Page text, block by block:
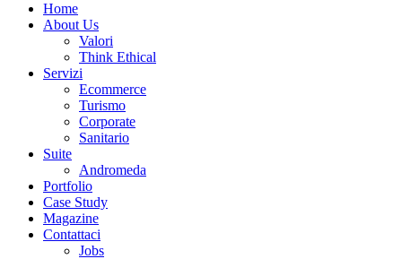
Home
About Us
Valori
Think Ethical
Servizi
Ecommerce
Turismo
Corporate
Sanitario
Suite
Andromeda
Portfolio
Case Study
Magazine
Contattaci
Jobs